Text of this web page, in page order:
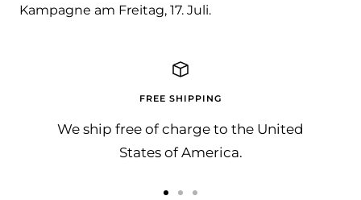
Kampagne am Freitag, 17. Juli.
FREE SHIPPING
We ship free of charge to the United
States of America.